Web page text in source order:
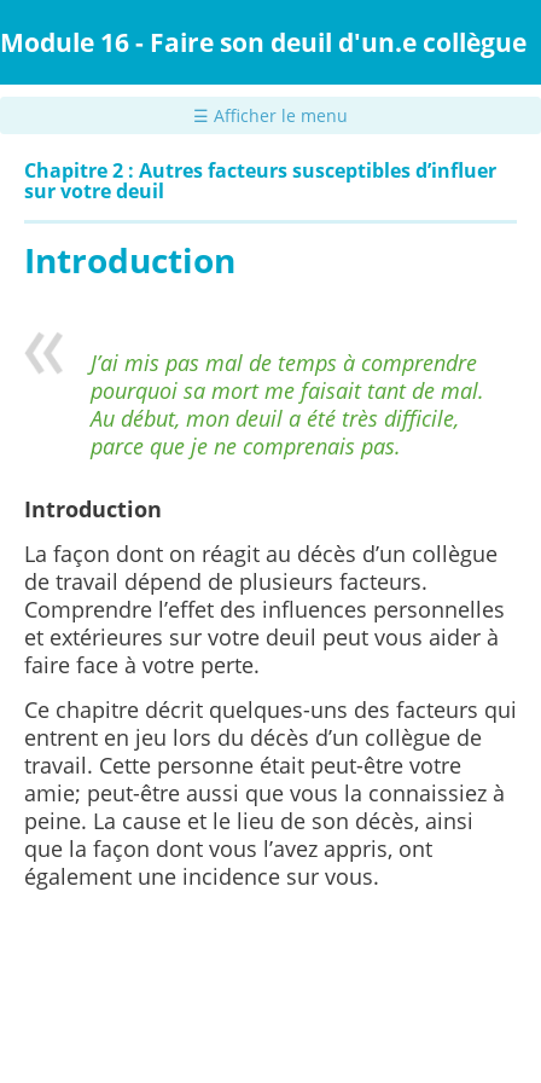
au
principal
Module 16 - Faire son deuil d'un.e collègue
☰ Afficher le menu
Chapitre 2 : Autres facteurs susceptibles d’influer
sur votre deuil
Introduction
J’ai mis pas mal de temps à comprendre
pourquoi sa mort me faisait tant de mal.
Au début, mon deuil a été très difficile,
parce que je ne comprenais pas.
Introduction
La façon dont on réagit au décès d’un collègue
de travail dépend de plusieurs facteurs.
Comprendre l’effet des influences personnelles
et extérieures sur votre deuil peut vous aider à
faire face à votre perte.
Ce chapitre décrit quelques-uns des facteurs qui
entrent en jeu lors du décès d’un collègue de
travail. Cette personne était peut-être votre
amie; peut-être aussi que vous la connaissiez à
peine. La cause et le lieu de son décès, ainsi
que la façon dont vous l’avez appris, ont
également une incidence sur vous.